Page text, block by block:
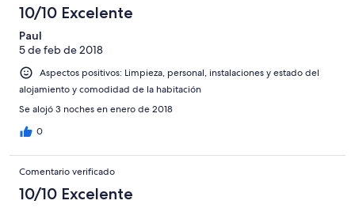
10/10 Excelente
Paul
5 de feb de 2018
Aspectos positivos: Limpieza, personal, instalaciones y estado del
alojamiento y comodidad de la habitación
Se alojó 3 noches en enero de 2018
0
Comentario verificado
10/10 Excelente